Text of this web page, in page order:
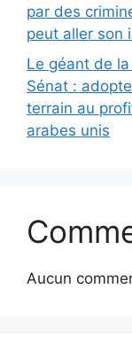
par des
peut aller son
Le géant de
Sénat :
terrain au
arabes unis
Aucun